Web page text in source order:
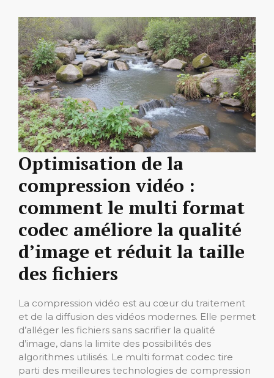
Optimisation de la
compression vidéo :
comment le multi format
codec améliore la qualité
d’image et réduit la taille
des fichiers
La compression vidéo est au cœur du traitement
et de la diffusion des vidéos modernes. Elle permet
d’alléger les fichiers sans sacrifier la qualité
d’image, dans la limite des possibilités des
algorithmes utilisés. Le multi format codec tire
parti des meilleures technologies de compression